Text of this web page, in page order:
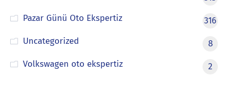
Pazar Günü Oto Ekspertiz
316
Uncategorized
8
Volkswagen oto ekspertiz
2